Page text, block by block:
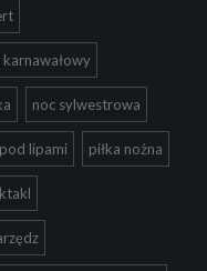
noc sylwestrowa
lipami piłka nożna